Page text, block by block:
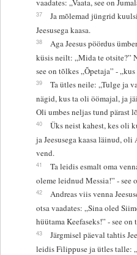
37
Ja mõlemad jüngrid
Jeesusega kaasa.
38
Aga Jeesus pöördus
küsis neilt: „Mida te otsite?”
see on tõlkes „Õpetaja” -
39
Ta ütles neile: „Tulge ja
nägid, kus ta oli öömajal, ja
Oli umbes neljas tund pärast
40
Üks neist kahest, kes oli
ja Jeesusega kaasa läinud, oli
vend.
41
Ta leidis esmalt oma
oleme leidnud Messia!” - see
42
Andreas viis venna
otsa vaadates: „Sina oled
hüütama Keefaseks!” - see on
43
Järgmisel päeval tahtis
leidis Filippuse ja ütles talle: